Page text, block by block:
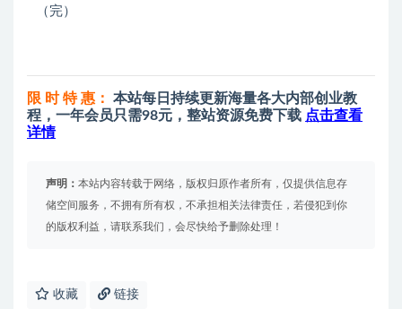
（完）
限 时 特 惠：
本站每日持续更新海量各大内部创业教
程，一年会员只需98元，整站资源免费下载 点击查看
详情
声明： 本站内容转载于网络，版权归原作者所有，仅提供信息存
储空间服务，不拥有所有权，不承担相关法律责任，若侵犯到你
的版权利益，请联系我们，会尽快给予删除处理！
收藏 链接